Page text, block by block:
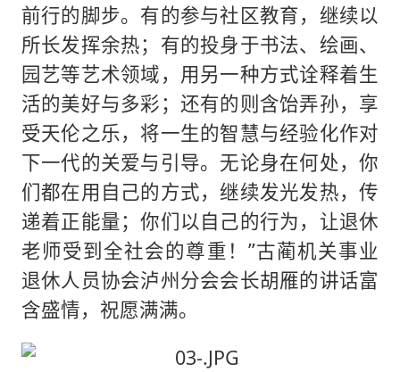
前行的脚步。有的参与社区教育，继续以
所长发挥余热；有的投身于书法、绘画、
园艺等艺术领域，用另一种方式诠释着生
活的美好与多彩；还有的则含饴弄孙，享
受天伦之乐，将一生的智慧与经验化作对
下一代的关爱与引导。无论身在何处，你
们都在用自己的方式，继续发光发热，传
递着正能量；你们以自己的行为，让退休
老师受到全社会的尊重！”古蔺机关事业
退休人员协会泸州分会会长胡雁的讲话富
含盛情，祝愿满满。